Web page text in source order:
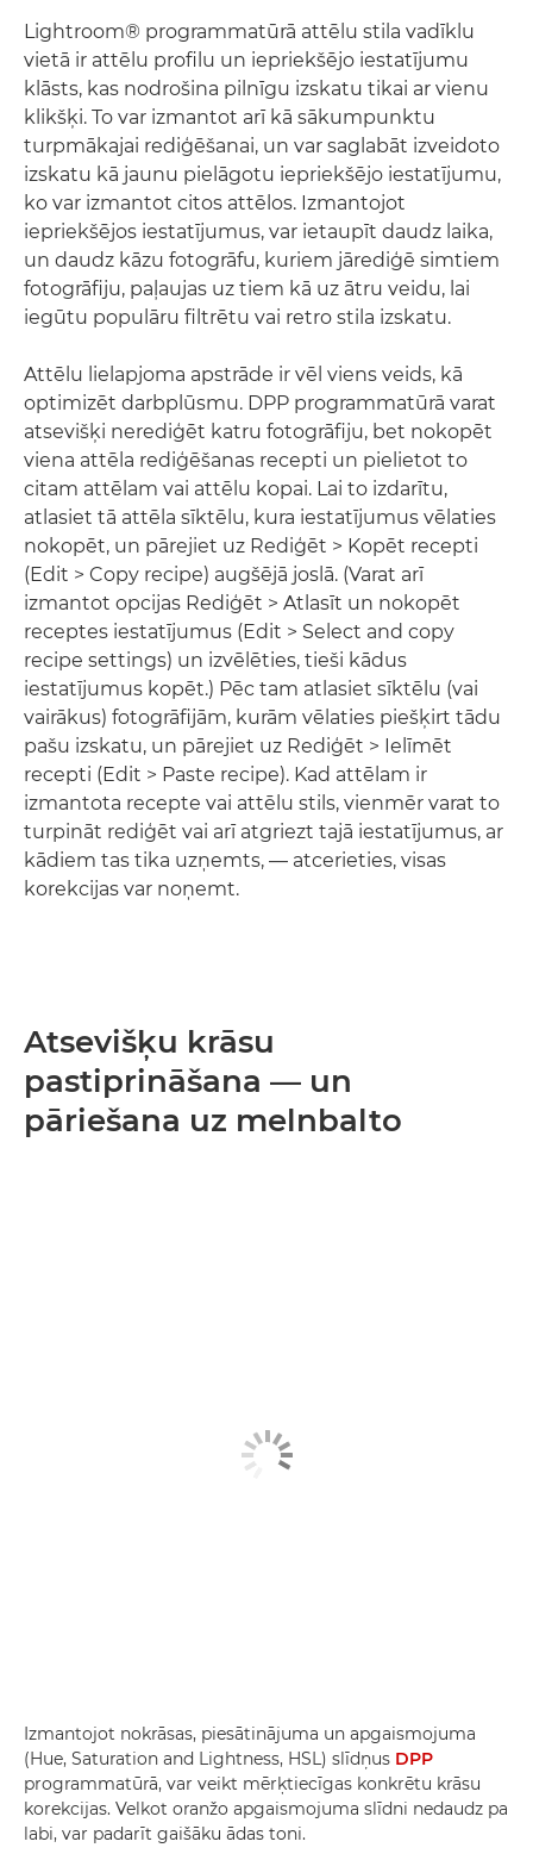
Lightroom® programmatūrā attēlu stila vadīklu
vietā ir attēlu profilu un iepriekšējo iestatījumu
klāsts, kas nodrošina pilnīgu izskatu tikai ar vienu
klikšķi. To var izmantot arī kā sākumpunktu
turpmākajai rediģēšanai, un var saglabāt izveidoto
izskatu kā jaunu pielāgotu iepriekšējo iestatījumu,
ko var izmantot citos attēlos. Izmantojot
iepriekšējos iestatījumus, var ietaupīt daudz laika,
un daudz kāzu fotogrāfu, kuriem jārediģē simtiem
fotogrāfiju, paļaujas uz tiem kā uz ātru veidu, lai
iegūtu populāru filtrētu vai retro stila izskatu.
Attēlu lielapjoma apstrāde ir vēl viens veids, kā
optimizēt darbplūsmu. DPP programmatūrā varat
atsevišķi nerediģēt katru fotogrāfiju, bet nokopēt
viena attēla rediģēšanas recepti un pielietot to
citam attēlam vai attēlu kopai. Lai to izdarītu,
atlasiet tā attēla sīktēlu, kura iestatījumus vēlaties
nokopēt, un pārejiet uz Rediģēt > Kopēt recepti
(Edit > Copy recipe) augšējā joslā. (Varat arī
izmantot opcijas Rediģēt > Atlasīt un nokopēt
receptes iestatījumus (Edit > Select and copy
recipe settings) un izvēlēties, tieši kādus
iestatījumus kopēt.) Pēc tam atlasiet sīktēlu (vai
vairākus) fotogrāfijām, kurām vēlaties piešķirt tādu
pašu izskatu, un pārejiet uz Rediģēt > Ielīmēt
recepti (Edit > Paste recipe). Kad attēlam ir
izmantota recepte vai attēlu stils, vienmēr varat to
turpināt rediģēt vai arī atgriezt tajā iestatījumus, ar
kādiem tas tika uzņemts, — atcerieties, visas
korekcijas var noņemt.
Atsevišķu krāsu
pastiprināšana — un
pāriešana uz melnbalto
Izmantojot nokrāsas, piesātinājuma un apgaismojuma
(Hue, Saturation and Lightness, HSL) slīdņus DPP
programmatūrā, var veikt mērķtiecīgas konkrētu krāsu
korekcijas. Velkot oranžo apgaismojuma slīdni nedaudz pa
labi, var padarīt gaišāku ādas toni.